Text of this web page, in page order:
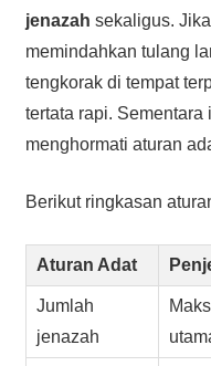
jenazah sekaligus.
memindahkan tulang
tengkorak di tempat
tertata rapi. Sementara
menghormati aturan
Berikut ringkasan
Aturan Adat
Jumlah
jenazah